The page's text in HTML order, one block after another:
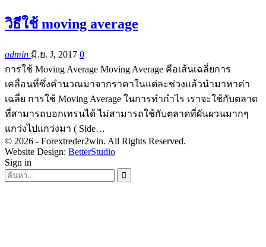
วิธีใช้ moving average
admin มิ.ย. J, 2017 0
การใช้ Moving Average Moving Average คือเส้นเฉลี่ยการ
เคลื่อนที่ซึ่งคำนวณมาจากราคาในแต่ละช่วงแล้วนำมาหาค่า
เฉลี่ย การใช้ Moving Average ในการทำกำไร เราจะใช้กับตลาด
ที่สามารถบอกเทรนได้ ไม่สามารถใช้กับตลาดที่ผันผวนมากๆ
แกว่งไปแกว่งมา ( Side…
© 2026 - Forextreder2win. All Rights Reserved.
Website Design: BetterStudio
Sign in